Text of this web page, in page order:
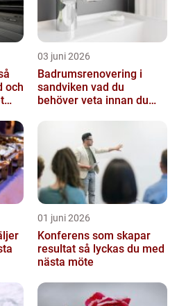
och
03 juni 2026
Badrumsrenovering i
sandviken vad du
behöver veta innan du
01 juni 2026
Konferens som skapar
resultat så lyckas du med
nästa möte